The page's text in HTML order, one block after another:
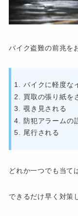
バイク盗難の前兆を
バイクに軽度な
買取の張り紙を
覗き見される
防犯アラームの
尾行される
どれか一つでも当て
できるだけ早く対策